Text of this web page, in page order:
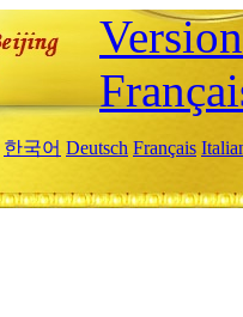
한국어 Deutsch Français